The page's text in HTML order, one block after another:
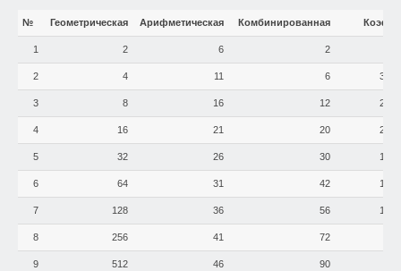
№ Геометрическая Арифметическая Комбинированная Коэф.
1 2 6 2
2 4 11 6 3,0
3 8 16 12 2,7
4 16 21 20 2,3
5 32 26 30 1,9
6 64 31 42 1,5
7 128 36 56 1,1
8 256 41 72
9 512 46 90